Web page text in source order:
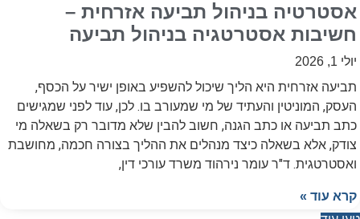
אסטרטיה בניהול תביעה אזרחית –
חשיבות אסטרטגיה בניהול תביעה
יולי 1, 2026
תביעה אזרחית היא הליך שיכול להשפיע באופן ישיר על הכסף,
העסק, המוניטין והעתיד של מי שמעורב בו. לכן, עוד לפני שמגישים
כתב תביעה או כתב הגנה, חשוב להבין שלא מדובר רק בשאלה מי
צודק, אלא בשאלה כיצד מנהלים את ההליך בצורה חכמה, מחושבת
ואסטרטגית. ד"ר עומר נירהוד משרד עורכי דין,
קרא עוד »